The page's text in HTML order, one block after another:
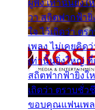
ผู้ฟัง เท่านั้นยิ่งใ
วา สถิตฟากฟ้า
ใจ ไว้เถิดว่า ต
เพลง ไม่เคยคิด
เท่านั้นยิ่งใหญ่ ที่
สถิตฟากฟ้ายิ่งใ
เถิดว่า ตราบชั่ว
ขอบคุณแฟนเพล